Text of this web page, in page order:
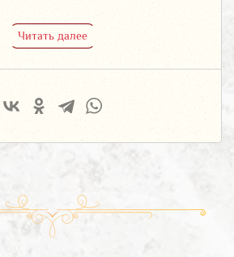
Читать далее